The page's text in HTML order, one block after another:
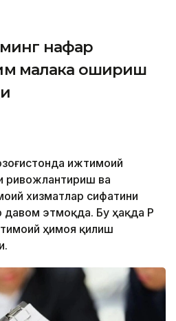
минг нафар
малака ошириш
ижтимоий
ривожлантириш ва
хизматлар сифатини
этмоқда. Бу ҳақда ҚР
ҳимоя қилиш